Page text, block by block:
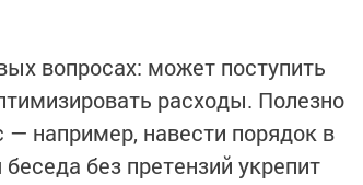
вопросах: может поступить
расходы. Полезно
— например, навести порядок в
без претензий укрепит